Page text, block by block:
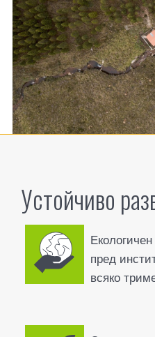
Устойчиво
пред
всяко